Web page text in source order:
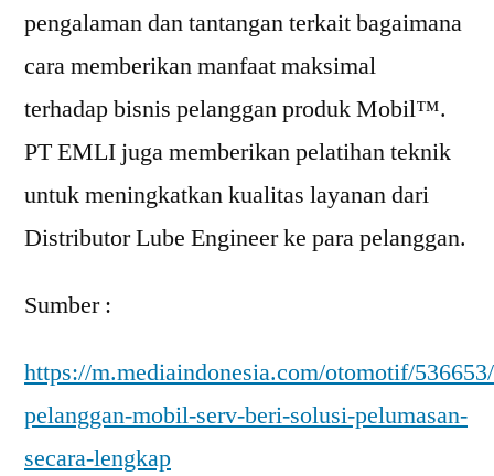
pengalaman dan tantangan terkait bagaimana
cara memberikan manfaat maksimal
terhadap bisnis pelanggan produk Mobil™.
PT EMLI juga memberikan pelatihan teknik
untuk meningkatkan kualitas layanan dari
Distributor Lube Engineer ke para pelanggan.
Sumber :
https://m.mediaindonesia.com/otomotif/
pelanggan-mobil-serv-beri-solusi-pelumasan-
secara-lengkap